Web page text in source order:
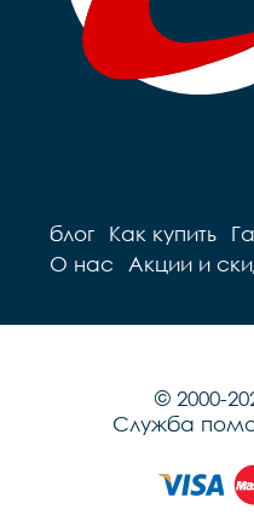
блог Как купить
О нас
Акции и
© 2000-
Служба